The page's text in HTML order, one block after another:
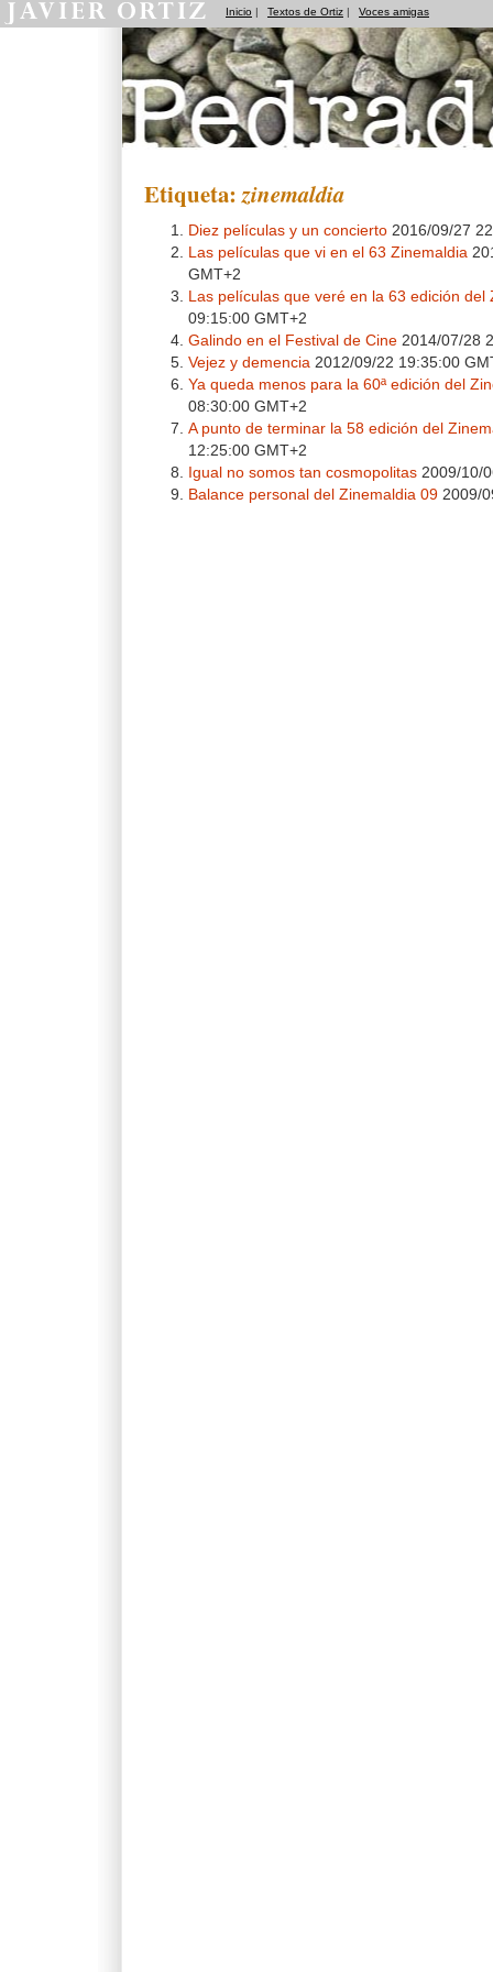
Inicio | Textos de Ortiz | Voces amigas
Etiqueta:zinemaldia
Diez películas y un concierto 2016/09/27
Las películas que vi en el 63 Zinemaldia
GMT+2
Las películas que veré en la 63 edición del
09:15:00 GMT+2
Galindo en el Festival de Cine 2014/07/28
Vejez y demencia 2012/09/22 19:35:00
Ya queda menos para la 60ª edición del
08:30:00 GMT+2
A punto de terminar la 58 edición del
12:25:00 GMT+2
Igual no somos tan cosmopolitas 2009/10/
Balance personal del Zinemaldia 09 2009/